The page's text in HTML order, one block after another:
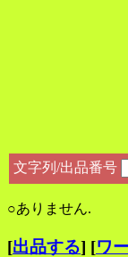
文字列/出品番号
○ありません.
[出品する] [ワ